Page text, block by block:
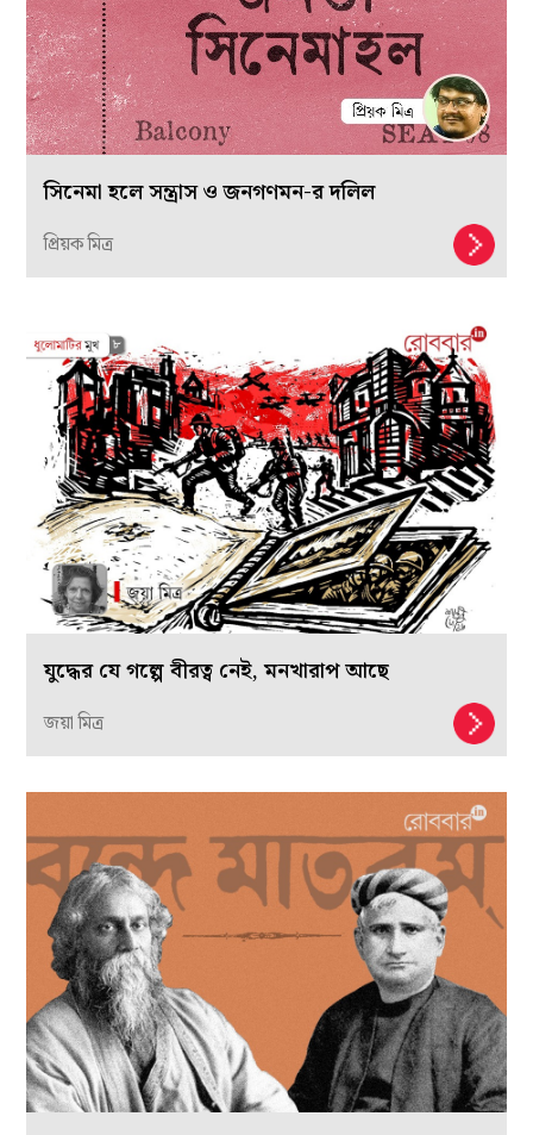
সিনেমা হলে সন্ত্রাস ও জনগণমন-র দলিল
প্রিয়ক মিত্র
যুদ্ধের যে গল্পে বীরত্ব নেই, মনখারাপ আছে
জয়া মিত্র